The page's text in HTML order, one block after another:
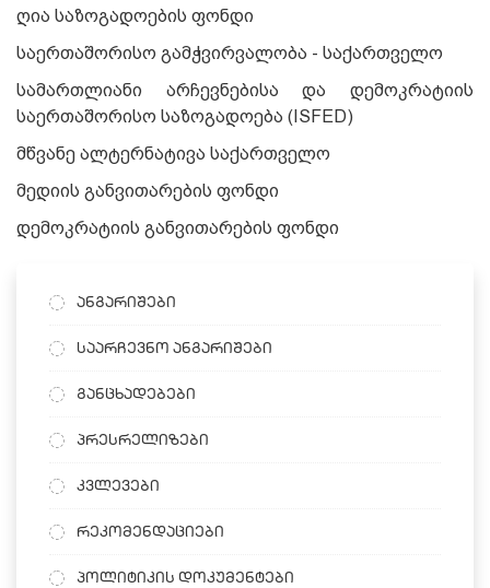
ღია საზოგადოების ფონდი
საერთაშორისო გამჭვირვალობა - საქართველო
სამართლიანი არჩევნებისა და დემოკრატიის
საერთაშორისო საზოგადოება (ISFED)
მწვანე ალტერნატივა საქართველო
მედიის განვითარების ფონდი
დემოკრატიის განვითარების ფონდი
ანგარიშები
საარჩევნო ანგარიშები
განცხადებები
პრესრელიზები
კვლევები
რეკომენდაციები
პოლიტიკის დოკუმენტები